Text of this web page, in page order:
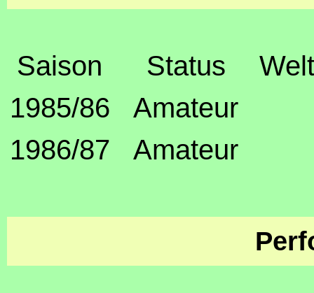
Saison Status
1985/86
Amateur
1986/87
Amateur